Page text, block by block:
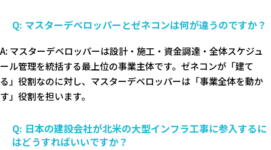
Q: マスターデベロッパーとゼネコンは何が違うのですか？
A: マスターデベロッパーは設計・施工・資金調達・全体スケジュ
ール管理を統括する最上位の事業主体です。ゼネコンが「建て
る」役割なのに対し、マスターデベロッパーは「事業全体を動か
す」役割を担います。
Q: 日本の建設会社が北米の大型インフラ工事に参入するに
はどうすればいいですか？